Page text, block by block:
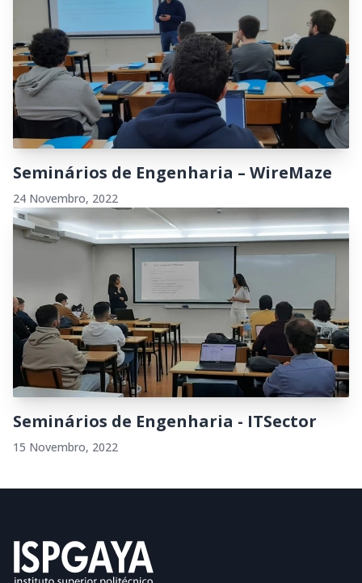
Seminários de Engenharia – WireMaze
24 Novembro, 2022
Seminários de Engenharia - ITSector
15 Novembro, 2022